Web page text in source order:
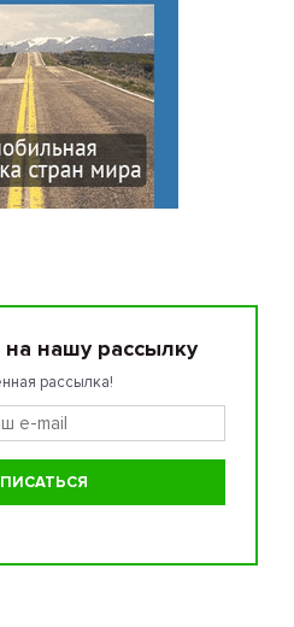
нашу рассылку
рассылка!